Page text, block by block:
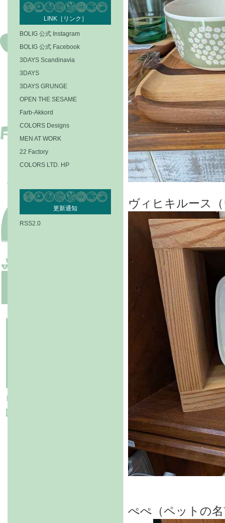
ヴィヒキルース
ぺぺ（ペットの
LINK［リンク］
BOLIG 公式 Instagram
BOLIG 公式 Facebook
3DAYS Scandinavia
3DAYS
3DAYS GRUNGE
OPEN THE SESAME
Farb-Akkord
COLORS Designs
MEN AT WORK
22 Factory
COLORS LTD. HP
更新通知
RSS2.0